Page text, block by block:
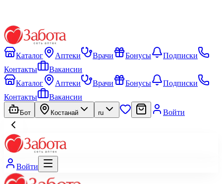
Каталог Аптеки Врачи Бонусы
Подписки
Контакты
Вакансии
Каталог
Аптеки Врачи Бонусы
Подписки
Контакты
Вакансии
Бот Костанай ru Войти
Войти